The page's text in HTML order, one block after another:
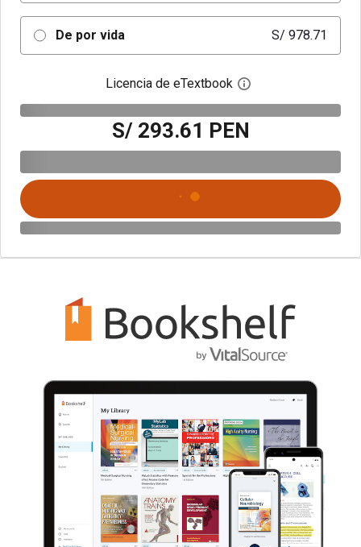
De por vida S/ 978.71
Licencia de eTextbook Abre el cuadro de
S/ 293.61 PEN